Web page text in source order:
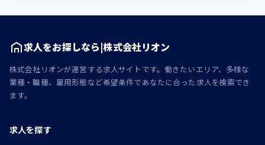
求人をお探しなら|株式会社リオン
株式会社リオンが運営する求人サイトです。働きたいエリア、多様な
業種・職種、雇用形態など希望条件であなたに合った求人を検索でき
ます。
求人を探す